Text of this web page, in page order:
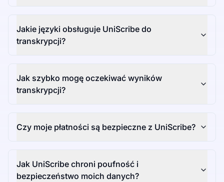
Jakie języki obsługuje UniScribe do
transkrypcji?
Jak szybko mogę oczekiwać wyników
transkrypcji?
Czy moje płatności są bezpieczne z UniScribe?
Jak UniScribe chroni poufność i
bezpieczeństwo moich danych?